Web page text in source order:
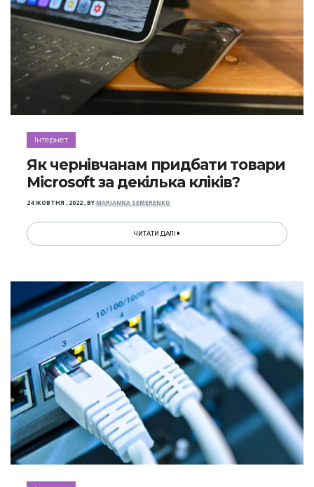
Інтернет
Як чернівчанам придбати товари
Microsoft за декілька кліків?
24 ЖОВТНЯ , 2022,BYMARIANNA SEMERENKO
ЧИТАТИ ДАЛІ